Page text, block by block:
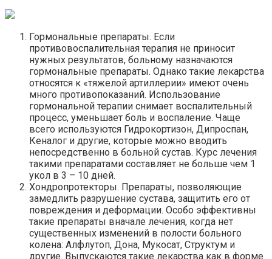
Гормональные препараты. Если
противовоспалительная терапия не приносит
нужных результатов, больному назначаются
гормональные препараты. Однако такие лекарства
относятся к «тяжелой артиллерии» имеют очень
много противопоказаний. Использование
гормональной терапии снимает воспалительный
процесс, уменьшает боль и воспаление. Чаще
всего используются Гидрокортизон, Дипроспан,
Кеналог и другие, которые можно вводить
непосредственно в больной сустав. Курс лечения
такими препаратами составляет не больше чем 1
укол в 3 – 10 дней.
Хондропротекторы. Препараты, позволяющие
замедлить разрушение сустава, защитить его от
повреждения и деформации. Особо эффективны
такие препараты вначале лечения, когда нет
существенных изменений в полости больного
колена: Алфлутоп, Дона, Мукосат, Структум и
другие. Выпускаются такие лекарства как в форме